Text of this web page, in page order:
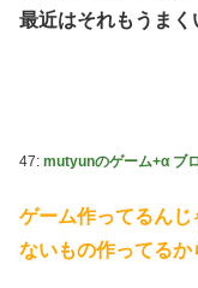
最近はそれもうま
47: mutyunのゲーム+α ブ
ゲーム作ってるん
ないもの作ってるか